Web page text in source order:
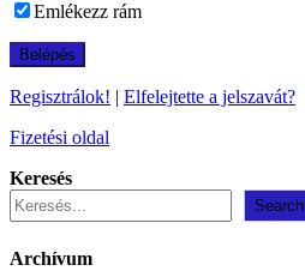
Emlékezz rám
Regisztrálok! | Elfelejtette a jelszavát?
Fizetési oldal
Keresés
Search
Archívum